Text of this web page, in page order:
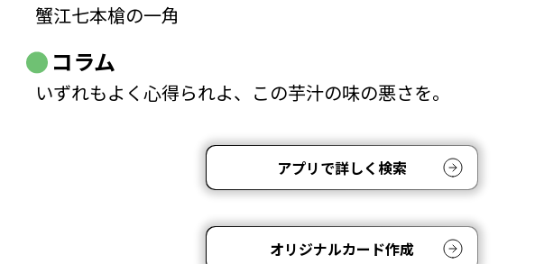
蟹江七本槍の一角
コラム
いずれもよく心得られよ、この芋汁の味の悪さを。
アプリで詳しく検索
オリジナルカード作成